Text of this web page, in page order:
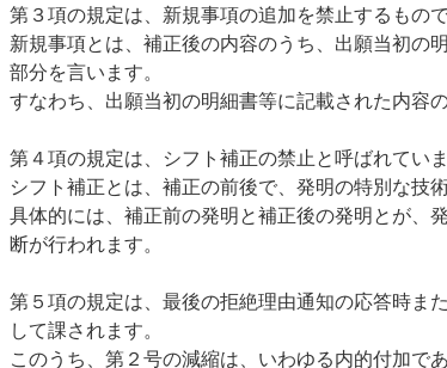
第３項の規定は、新規事項の追加を禁止するもので
新規事項とは、補正後の内容のうち、出願当初の
部分を言います。
すなわち、出願当初の明細書等に記載された内容
第４項の規定は、シフト補正の禁止と呼ばれていま
シフト補正とは、補正の前後で、発明の特別な技
具体的には、補正前の発明と補正後の発明とが、
断が行われます。
第５項の規定は、最後の拒絶理由通知の応答時ま
して課されます。
このうち、第２号の減縮は、いわゆる内的付加で